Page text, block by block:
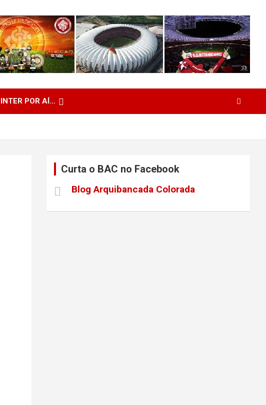
INTER POR AÍ…
Curta o BAC no Facebook
Blog Arquibancada Colorada